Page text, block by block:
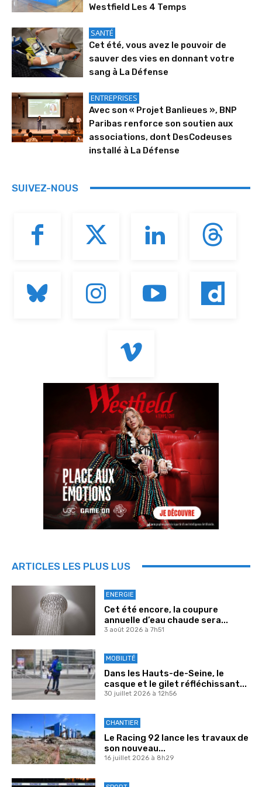
Westfield Les 4 Temps
SANTÉ
Cet été, vous avez le pouvoir de
sauver des vies en donnant votre
sang à La Défense
ENTREPRISES
Avec son « Projet Banlieues », BNP
Paribas renforce son soutien aux
associations, dont DesCodeuses
installé à La Défense
SUIVEZ-NOUS
ARTICLES LES PLUS LUS
ENERGIE
Cet été encore, la coupure
annuelle d’eau chaude sera...
3 août 2026 à 7h51
MOBILITÉ
Dans les Hauts-de-Seine, le
casque et le gilet réfléchissant...
30 juillet 2026 à 12h56
CHANTIER
Le Racing 92 lance les travaux de
son nouveau...
16 juillet 2026 à 8h29